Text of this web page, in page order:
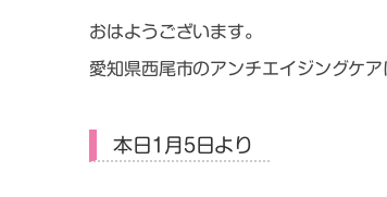
おはようございます。
愛知県西尾市のアンチエイジングケ
本日1月5日より